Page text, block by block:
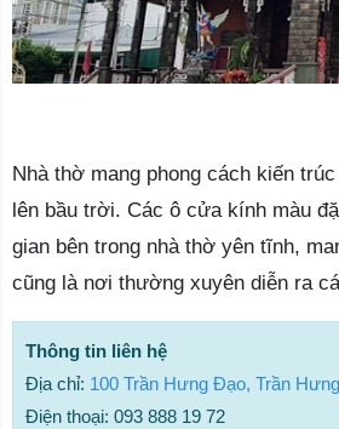
Nhà thờ mang phong cách kiến
lên bầu trời. Các ô cửa kính màu
gian bên trong nhà thờ yên tĩnh,
cũng là nơi thường xuyên diễn ra
Thông tin liên hệ
Địa chỉ: 100 Trần Hưng Đạo, Trần
Điện thoại: 093 888 19 72